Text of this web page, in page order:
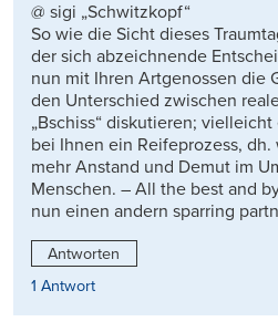
@ sigi „Schwitzkopf“
So wie die Sicht dieses
der sich abzeichnende
nun mit Ihren Artgenossen die
den Unterschied zwischen
„Bschiss“ diskutieren;
bei Ihnen ein Reifeprozess,
mehr Anstand und Demut im
Menschen. – All the best and
nun einen andern sparring
Antworten
1 Antwort